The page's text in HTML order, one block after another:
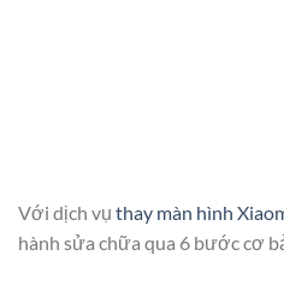
Với dịch vụ thay màn hình
hành sửa chữa qua 6 bước cơ